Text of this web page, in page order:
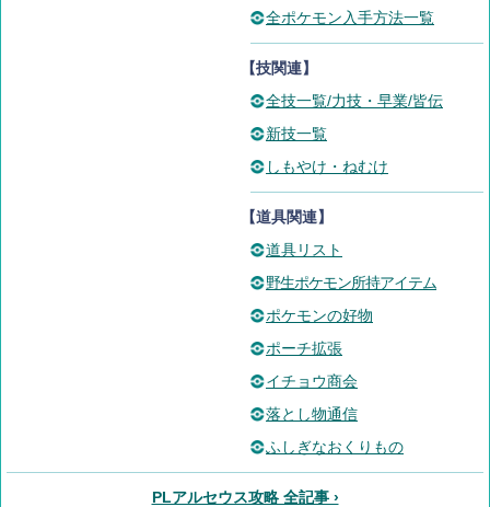
全ポケモン入手方法一覧
【技関連】
全技一覧/力技・早業/皆伝
新技一覧
しもやけ・ねむけ
【道具関連】
道具リスト
野生ポケモン所持アイテム
ポケモンの好物
ポーチ拡張
イチョウ商会
落とし物通信
ふしぎなおくりもの
PLアルセウス攻略 全記事 ›